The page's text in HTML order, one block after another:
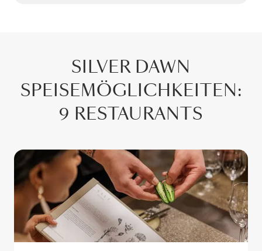
SILVER DAWN
SPEISEMÖGLICHKEITEN:
9 RESTAURANTS